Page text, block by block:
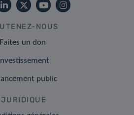
NOUS
Faites un don
Investissement
public
JURIDIQUE